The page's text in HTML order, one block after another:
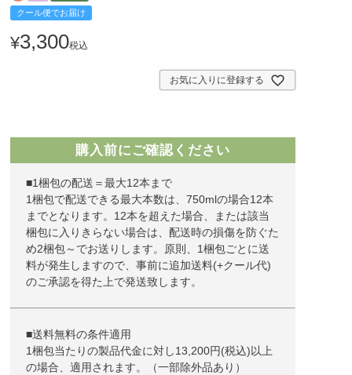
クール便でお届け
¥3,300税込
お気に入りに登録する
購入前にご確認ください
■1梱包の配送＝最大12本まで
1梱包で配送できる最大本数は、750mlの場合12本
までとなります。12本を超えた場合、または該当
梱包に入りきらない場合は、配送時の損傷を防ぐた
め2梱包～でお送りします。原則、1梱包ごとに送
料が発生しますので、事前に追加送料(+クール代)
のご承認を得た上で発送致します。
■送料無料の条件適用
1梱包当たりの製品代金に対し13,200円(税込)以上
の場合、適用されます。（一部除外品あり）